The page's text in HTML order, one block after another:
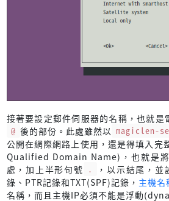
接著要設定郵件伺服器的名稱，也就是
@ 後的部份。此處雖然以 magiclen-
公開在網際網路上使用，還是得填入
Qualified Domain Name)，也就是
處，加上半形句號 .
，以示結尾，並
錄、PTR記錄和TXT(SPF)記錄， 主機名
名稱，而且主機IP必須不能是浮動